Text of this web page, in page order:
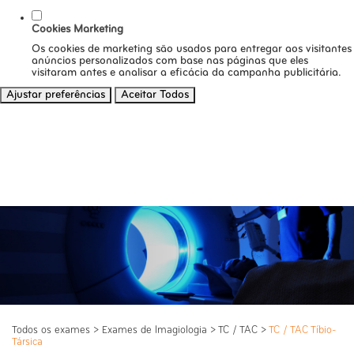
Cookies Marketing
Os cookies de marketing são usados para entregar aos visitantes
anúncios personalizados com base nas páginas que eles
visitaram antes e analisar a eficácia da campanha publicitária.
Ajustar preferências
Aceitar Todos
Todos os exames > Exames de Imagiologia > TC / TAC > TC / TAC Tíbio-
Társica